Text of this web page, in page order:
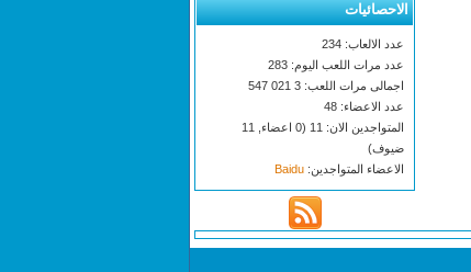
الاحصائيات
عدد الالعاب: 234
عدد مرات اللعب اليوم: 283
اجمالى مرات اللعب: 3 021 547
عدد الاعضاء: 48
المتواجدين الان: 11 (0 اعضاء, 11
ضيوف)
الاعضاء المتواجدين: Baidu